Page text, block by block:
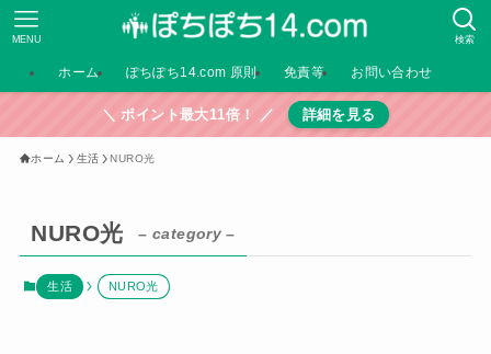
検索
MENU
ホーム ぽちぽち14.com 原則 免責等 お問い合わせ
＼ ポイント最大11倍！ ／ 詳細を見る
ホーム 生活 NURO光
NURO光 – category –
生活 NURO光